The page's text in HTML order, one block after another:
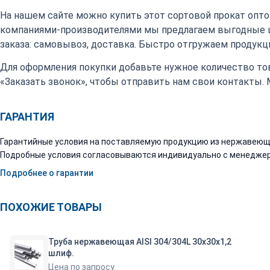
На нашем сайте можно купить этот сортовой прокат
компаниями-производителями мы предлагаем
заказа: самовывоз, доставка. Быстро отгружаем
Для оформления покупки добавьте нужное количество
«Заказать звонок», чтобы отправить нам свои
ГАРАНТИЯ
Гарантийные условия на поставляемую продукцию из
Подробные условия согласовываются индивидуально с
Подробнее о гарантии
ПОХОЖИЕ ТОВАРЫ
Труба нержавеющая AISI 304/304L 30х30х1,2
шлиф.
Цена по запросу